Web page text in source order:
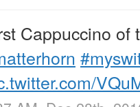
Cappuccino of